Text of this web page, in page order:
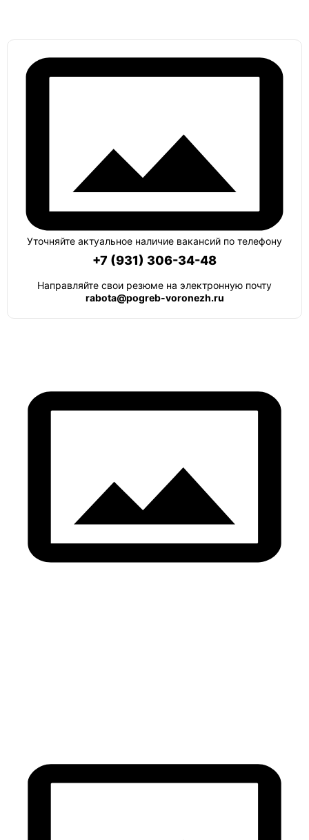
Уточняйте актуальное наличие вакансий по телефону
+7 (931) 306-34-48
Направляйте свои резюме на электронную почту
rabota@pogreb-voronezh.ru